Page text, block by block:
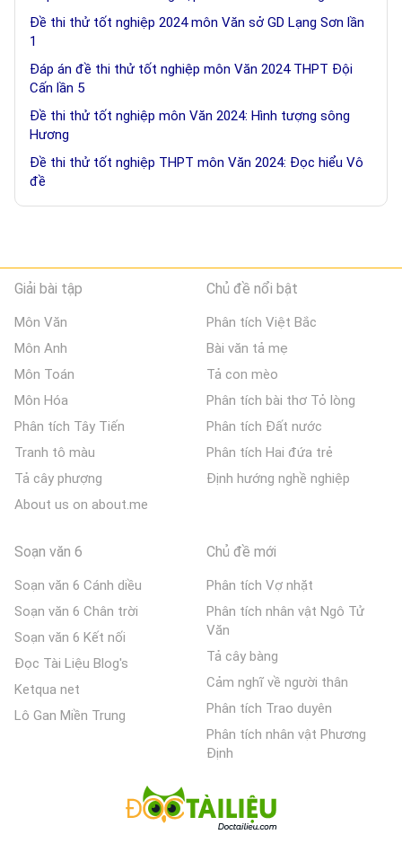
Đề thi thử tốt nghiệp 2024 môn Văn sở GD Lạng Sơn lần
1
Đáp án đề thi thử tốt nghiệp môn Văn 2024 THPT Đội
Cấn lần 5
Đề thi thử tốt nghiệp môn Văn 2024: Hình tượng sông
Hương
Đề thi thử tốt nghiệp THPT môn Văn 2024: Đọc hiểu Vô
đề
Giải bài tập
Môn Văn
Môn Anh
Môn Toán
Môn Hóa
Phân tích Tây Tiến
Tranh tô màu
Tả cây phượng
About us on about.me
Chủ đề nổi bật
Phân tích Việt Bắc
Bài văn tả mẹ
Tả con mèo
Phân tích bài thơ Tỏ lòng
Phân tích Đất nước
Phân tích Hai đứa trẻ
Định hướng nghề nghiệp
Soạn văn 6
Soạn văn 6 Cánh diều
Soạn văn 6 Chân trời
Soạn văn 6 Kết nối
Đọc Tài Liệu Blog's
Ketqua net
Lô Gan Miền Trung
Chủ đề mới
Phân tích Vợ nhặt
Phân tích nhân vật Ngô Tử
Văn
Tả cây bàng
Cảm nghĩ về người thân
Phân tích Trao duyên
Phân tích nhân vật Phương
Định